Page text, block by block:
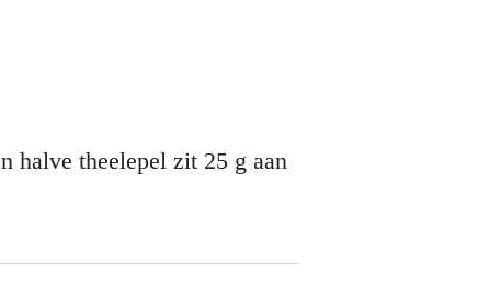
halve theelepel zit 25 g aan